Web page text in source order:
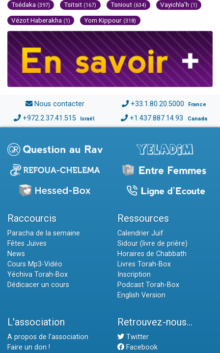
Tsédaka (397) Tsitsit (167) Tsniout (634) Vayichla'h (1)
Vézot Haberakha (1) Yom Kippour (318)
Nous contacter +33.1.80.20.5000 France
+972.2.37.41.515 Israël +1.437.887.14.93 Canada
Raccourcis
Paracha de la semaine
Fêtes Juives
News
Cours Mp3-Vidéo
Yéchiva Torah-Box
Dédicacer un cours
Ressources
Calendrier Juif
Sidour (livre de prière)
Horaires de Chabbath
Livres Torah-Box
Inscription
Podcast Torah-Box
English Version
L'association
A propos de l'association
Faire un don !
Retrouvez-nous...
Twitter
Facebook